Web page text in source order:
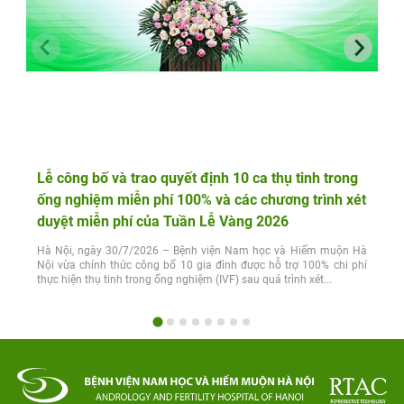
Lễ công bố và trao quyết định 10 ca thụ tinh trong
ống nghiệm miễn phí 100% và các chương trình xét
duyệt miễn phí của Tuần Lễ Vàng 2026
Hà Nội, ngày 30/7/2026 – Bệnh viện Nam học và Hiếm muộn Hà
Nội vừa chính thức công bố 10 gia đình được hỗ trợ 100% chi phí
thực hiện thụ tinh trong ống nghiệm (IVF) sau quá trình xét...